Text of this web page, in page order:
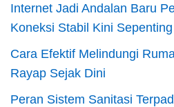
Internet Jadi Andalan Baru
Koneksi Stabil Kini
Cara Efektif Melindungi
Rayap Sejak Dini
Peran Sistem Sanitasi